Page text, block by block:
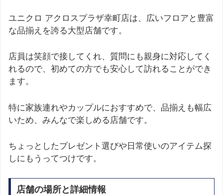
ユニクロ アクロスプラザ幸町店は、広いフロアと豊富
な品揃えを誇る大型店舗です。
店員は笑顔で接してくれ、質問にも親身に対応してく
れるので、初めての方でも安心して訪れることができ
ます。
特に家族連れやカップルにおすすめで、品揃えも幅広
いため、みんなで楽しめる店舗です。
ちょっとしたプレゼント選びや日常使いのアイテム探
しにもうってつけです。
店舗の場所と詳細情報